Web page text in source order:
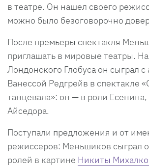
в театре. Он нашел своего
можно было безоговорочно
После премьеры спектакля
приглашать в мировые театры.
Лондонского Глобуса он сыграл с
Ванессой Редгрейв в спектакле
танцевала»: он — в роли
Айседора.
Поступали предложения и от
режиссеров: Меньшиков сыграл
ролей в картине Никиты